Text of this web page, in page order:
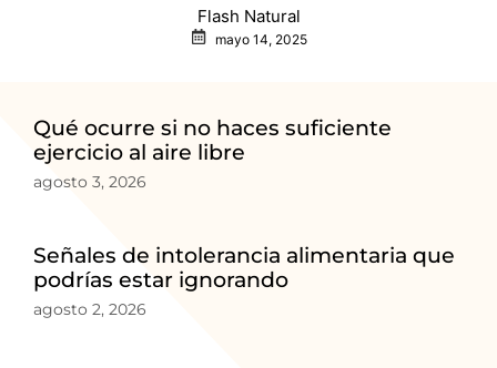
Flash Natural
mayo 14, 2025
Qué ocurre si no haces suficiente
ejercicio al aire libre
agosto 3, 2026
Señales de intolerancia alimentaria que
podrías estar ignorando
agosto 2, 2026